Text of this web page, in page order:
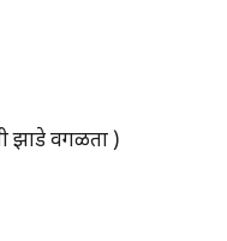
झाडे वगळता )